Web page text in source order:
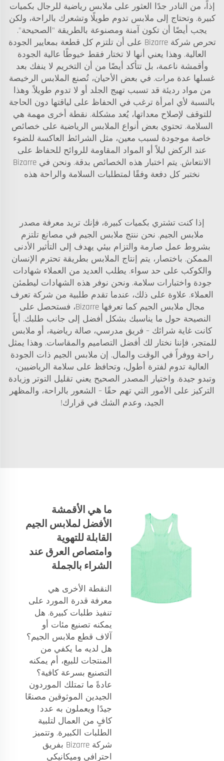
إذاً، من النادر جدًا العثور على ملابس رياضية للرجال بكميات
كبيرة. وتحتاج إلى ملابس تدوم طويلًا وتشعرك بالراحة، ولكن
يجب أيضًا أن تكون آمنة ومصنوعة بالطريقة "الصحيحة".
تحرص شركة Bizarre على أن تلتزم كل قطعة بمعايير الجودة
العالية. وهذا يعني أنها لا تختار فقط خيوطًا عالية الجودة
وأقمشة ناعمة، بل تتأكد أيضًا من أن التخريم لا ينفك بعد
غسلها عدة مرات. في بعض الأحيان، تُصنع الملابس الرخيصة
من مواد رديئة قد تسبب تهيج الجلد أو لا تدوم طويلاً. وهذا
بالنسبة لأي امرأة ترغب في الحفاظ على لياقتها دون الحاجة
للتوقف لإصلاح معداتها، يُعد مشكلة. نقطة أخرى مهمة هي
السلامة. تحتوي بعض أنواع الملابس الرياضية على خصائص
خاصة موجودة لسبب معين، مثل الشرائط العاكسة للضوء
عند الركض ليلاً أو المواد المقاومة للروائح للحفاظ على
الانتعاش. يتم اختبار هذه الخصائص بدقة. ونحن في Bizarre
نختبر كل دفعة وفقًا لمتطلبات السلامة والراحة هذه
إذا كنت تشتري بكميات كبيرة، فإنك تريد معرفة مصدر
ملابس الجيم. نحن ننتج ملابس الجيم في مصانع تلتزم
بشروط عمل صارمة والتزام بيئي يهدف إلى التأثير الأدنى
الممكن. باختصار، يتم إنتاج الملابس بطريقة تحترم الإنسان
والكوكب على حد سواء. يطلب العديد من العملاء شهادات
جودة واختبارات سلامة. ونحن نوفر هذه الشهادات ليطمئن
العملاء. علاوة على ذلك، عندما تقدم طلبية من شركة تعرف
مجال ملابس الجيم كما تعرفها Bizarre، فستحصل على
النصيحة حول ما يناسبك بشكل أفضل إلى جانب طلبك. أياً
كانت غاية شرائك – فريق مدرسي، صالة رياضية، أو ملابس
للمتجر، فإننا نختار لك أفضل التصاميم والمقاسات. وهذا يمثل
راحة ووفراً في الوقت والمال. إن ملابس الجيم ذات الجودة
العالية تدوم لفترة أطول، وتحافظ على سلامة الرياضيين،
وتبدو جيدة. واختيار المصدر الصحيح يعني تقليل التوتر وزيادة
التركيز على الأمور التي تهم حقًا – الشعور بالراحة، والمظهر
الجيد، وعدم الشك في قرارك!
ما هي الأقمشة
الأفضل لملابس الجيم
القابلة للتهوية
وامتصاص العرق عند
الشراء بالجملة
النقطة الأخرى هي
معرفة قدرة المورد على
تنفيذ طلبات كبيرة. هل
يمكنه تصنيع مئات أو
آلاف قطع ملابس الجيم؟
هل لديه ما يكفي من
المنتجات للبيع، أم يمكنه
التصنيع بسرعة كافية؟
عادةً ما تمتلك الموردون
الجيدين الموثوقين مصنعًا
جيدًا ويعملون به عدد
كافٍ من العمال لتلبية
الطلبات الكبيرة. وتتميز
شركة Bizarre بفريق
احترافي وميكانيكي